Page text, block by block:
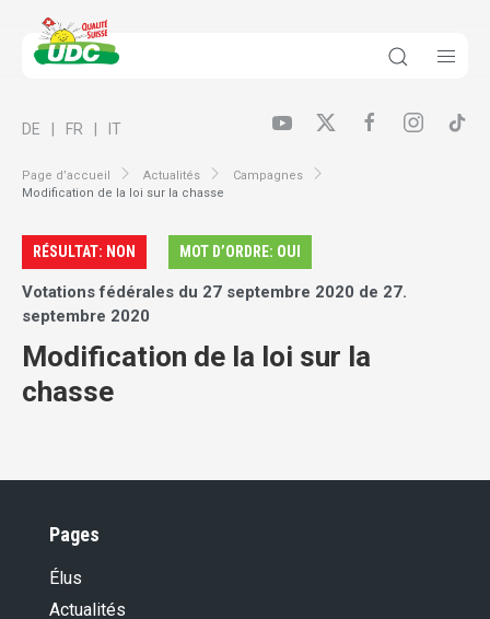
Page d’accueil Actualités
Campagnes
Modification de la loi sur la chasse
DE FR IT
RÉSULTAT: NON MOT D’ORDRE: OUI
Votations fédérales du 27 septembre 2020 de 27.
septembre 2020
Modification de la loi sur la
chasse
Pages
Élus
Actualités